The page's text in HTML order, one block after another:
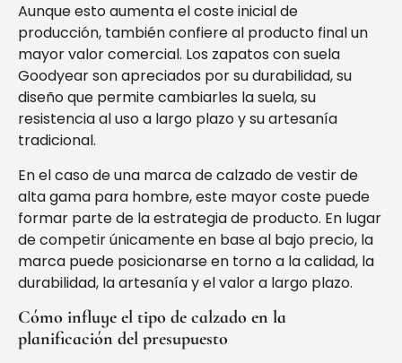
Aunque esto aumenta el coste inicial de
producción, también confiere al producto final un
mayor valor comercial. Los zapatos con suela
Goodyear son apreciados por su durabilidad, su
diseño que permite cambiarles la suela, su
resistencia al uso a largo plazo y su artesanía
tradicional.
En el caso de una marca de calzado de vestir de
alta gama para hombre, este mayor coste puede
formar parte de la estrategia de producto. En lugar
de competir únicamente en base al bajo precio, la
marca puede posicionarse en torno a la calidad, la
durabilidad, la artesanía y el valor a largo plazo.
Cómo influye el tipo de calzado en la
planificación del presupuesto